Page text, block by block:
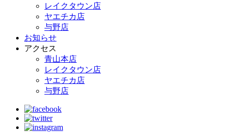
レイクタウン店
ヤエチカ店
与野店
お知らせ
アクセス
青山本店
レイクタウン店
ヤエチカ店
与野店